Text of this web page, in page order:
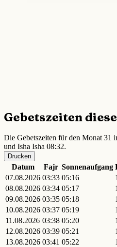
Gebetszeiten
Die Gebetszeiten für den Monat 31
und Isha Isha 08:32.
Drucken
Datum Fajr Sonnenaufgang
07.08.2026 03:33 05:16
08.08.2026 03:34 05:17
09.08.2026 03:35 05:18
10.08.2026 03:37 05:19
11.08.2026 03:38 05:20
12.08.2026 03:39 05:21
13.08.2026 03:41 05:22